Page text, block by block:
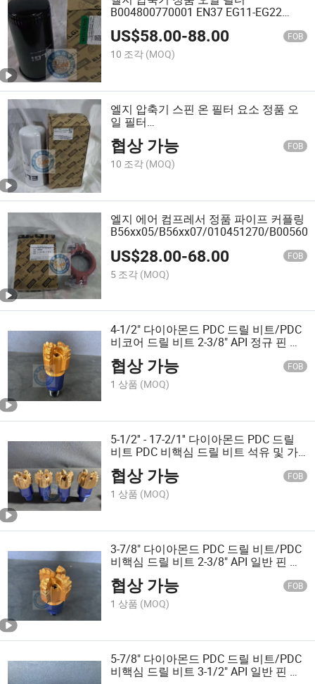
B004800770001 EN37 EG11-EG22
EG55-EG160 EG90P-160P PG1100-300
B005700770005/B006700770010/
US$58.00-88.00 FOB
10 조각 (MOQ)
엘지 압축기 스핀 온 필터 요소 정품 오
일 필터
B679102b676801/B006700770003/
협상 가능 FOB
10 조각 (MOQ)
엘지 에어 컴프레서 정품 파이프 커플링
B56xx05/B56xx07/010451270/
US$28.00-68.00 FOB
5 조각 (MOQ)
4-1/2" 다이아몬드 PDC 드릴 비트/PDC
비코어 드릴 비트 2-3/8" API 정규 핀 연
결 IADC 코드 M634 (4-5 날개)
협상 가능 FOB
1 상품 (MOQ)
5-1/2'' - 17-2/1'' 다이아몬드 PDC 드릴
비트 PDC 비핵심 드릴 비트 석유 및 가
스 시추 지열 시추 건설 현장 우물 시추
협상 가능 FOB
1 상품 (MOQ)
3-7/8" 다이아몬드 PDC 드릴 비트/PDC
비핵심 드릴 비트 2-3/8" API 일반 핀 연
결 IADC 코드 M634 (3-4 날개)
협상 가능 FOB
1 상품 (MOQ)
5-7/8" 다이아몬드 PDC 드릴 비트/PDC
비핵심 드릴 비트 3-1/2" API 일반 핀 연